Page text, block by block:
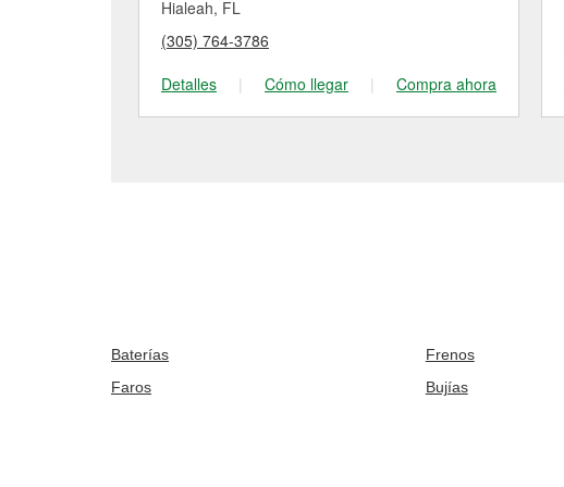
Hialeah, FL
(305) 764-3786
Detalles
| Cómo llegar | Compra ahora
Baterías Frenos
Faros
Bujías